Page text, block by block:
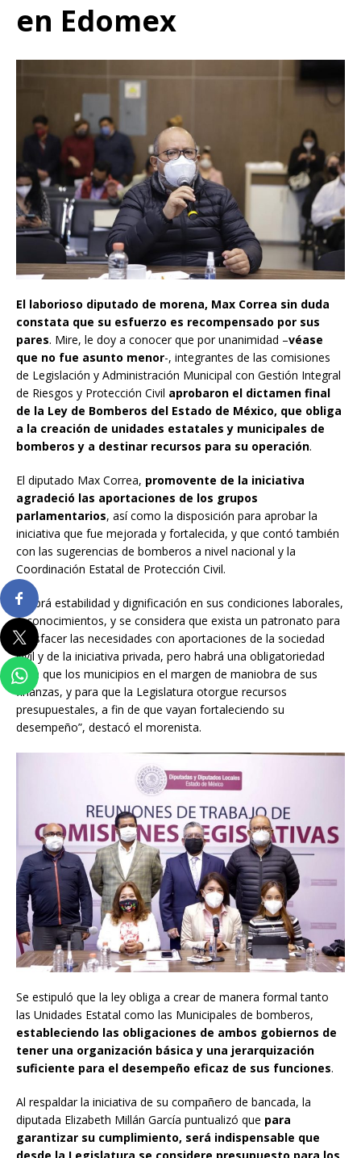
en Edomex
El laborioso diputado de morena, Max Correa sin duda
constata que su esfuerzo es recompensado por sus
pares. Mire, le doy a conocer que por unanimidad –véase
que no fue asunto menor-, integrantes de las comisiones
de Legislación y Administración Municipal con Gestión Integral
de Riesgos y Protección Civil aprobaron el dictamen final
de la Ley de Bomberos del Estado de México, que obliga
a la creación de unidades estatales y municipales de
bomberos y a destinar recursos para su operación.
El diputado Max Correa, promovente de la iniciativa
agradeció las aportaciones de los grupos
parlamentarios, así como la disposición para aprobar la
iniciativa que fue mejorada y fortalecida, y que contó también
con las sugerencias de bomberos a nivel nacional y la
Coordinación Estatal de Protección Civil.
“Habrá estabilidad y dignificación en sus condiciones laborales,
reconocimientos, y se considera que exista un patronato para
satisfacer las necesidades con aportaciones de la sociedad
civil y de la iniciativa privada, pero habrá una obligatoriedad
para que los municipios en el margen de maniobra de sus
finanzas, y para que la Legislatura otorgue recursos
presupuestales, a fin de que vayan fortaleciendo su
desempeño”, destacó el morenista.
Se estipuló que la ley obliga a crear de manera formal tanto
las Unidades Estatal como las Municipales de bomberos,
estableciendo las obligaciones de ambos gobiernos de
tener una organización básica y una jerarquización
suficiente para el desempeño eficaz de sus funciones.
Al respaldar la iniciativa de su compañero de bancada, la
diputada Elizabeth Millán García puntualizó que para
garantizar su cumplimiento, será indispensable que